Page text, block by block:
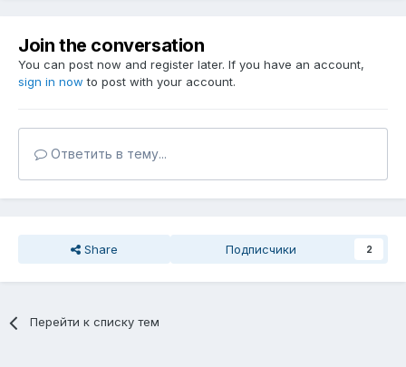
Join the conversation
You can post now and register later. If you have an account,
sign in now to post with your account.
Ответить в тему...
Share Подписчики 2
Перейти к списку тем